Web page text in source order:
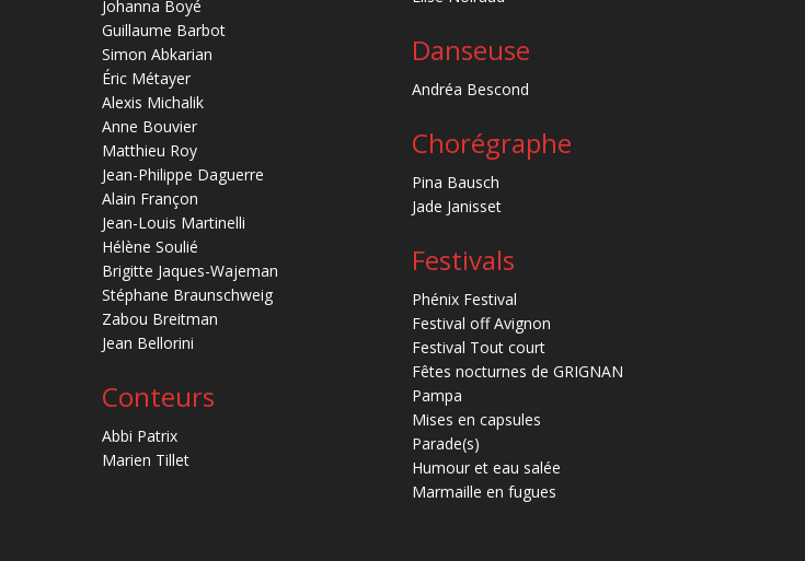
Johanna Boyé
Guillaume Barbot
Simon Abkarian
Éric Métayer
Alexis Michalik
Anne Bouvier
Matthieu Roy
Jean-Philippe Daguerre
Alain Françon
Jean-Louis Martinelli
Hélène Soulié
Brigitte Jaques-Wajeman
Stéphane Braunschweig
Zabou Breitman
Jean Bellorini
Conteurs
Abbi Patrix
Marien Tillet
Danseuse
Andréa Bescond
Chorégraphe
Pina Bausch
Jade Janisset
Festivals
Phénix Festival
Festival off Avignon
Festival Tout court
Fêtes nocturnes de GRIGNAN
Pampa
Mises en capsules
Parade(s)
Humour et eau salée
Marmaille en fugues